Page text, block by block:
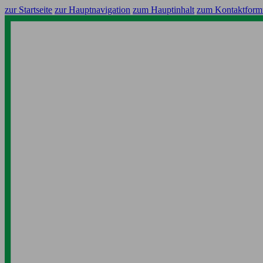
zur Startseite zur Hauptnavigation zum Hauptinhalt zum